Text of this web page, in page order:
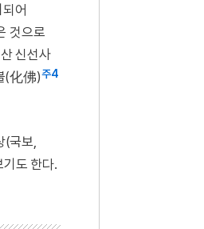
어
것으로
신선사
(化佛)주4
(국보,
도 한다.